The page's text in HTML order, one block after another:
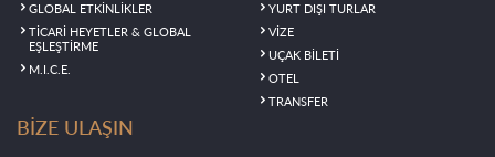
GLOBAL ETKİNLİKLER
TİCARİ HEYETLER & GLOBAL
EŞLEŞTİRME
M.I.C.E.
YURT DIŞI TURLAR
VİZE
UÇAK BİLETİ
OTEL
TRANSFER
BİZE ULAŞIN